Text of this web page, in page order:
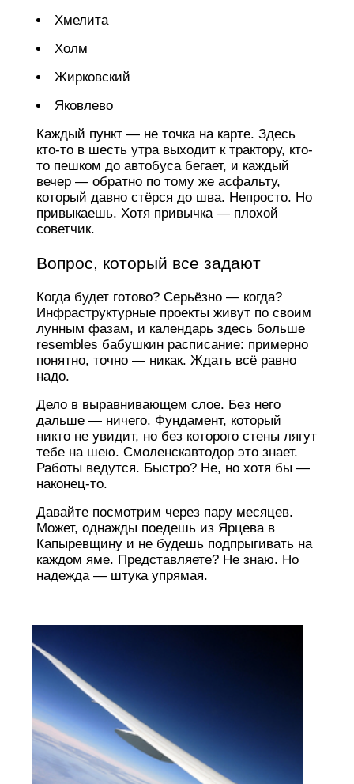
Хмелита
Холм
Жирковский
Яковлево
Каждый пункт — не точка на карте. Здесь
кто-то в шесть утра выходит к трактору, кто-
то пешком до автобуса бегает, и каждый
вечер — обратно по тому же асфальту,
который давно стёрся до шва. Непросто. Но
привыкаешь. Хотя привычка — плохой
советчик.
Вопрос, который все задают
Когда будет готово? Серьёзно — когда?
Инфраструктурные проекты живут по своим
лунным фазам, и календарь здесь больше
resembles бабушкин расписание: примерно
понятно, точно — никак. Ждать всё равно
надо.
Дело в выравнивающем слое. Без него
дальше — ничего. Фундамент, который
никто не увидит, но без которого стены лягут
тебе на шею. Смоленскавтодор это знает.
Работы ведутся. Быстро? Не, но хотя бы —
наконец-то.
Давайте посмотрим через пару месяцев.
Может, однажды поедешь из Ярцева в
Капыревщину и не будешь подпрыгивать на
каждом яме. Представляете? Не знаю. Но
надежда — штука упрямая.